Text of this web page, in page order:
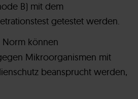
B) mit dem
getestet werden.
Norm können
Mikroorganismen mit
beansprucht werden,